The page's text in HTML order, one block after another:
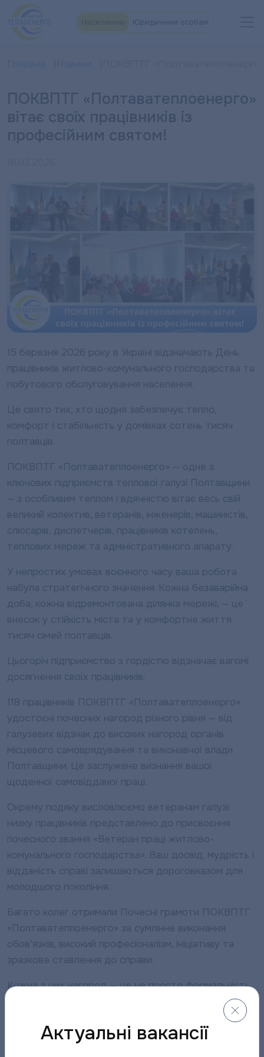
Юридичним особам
ПОКВПТГ «Полтаватеплоенерго»
вітає своїх працівників із
професійним святом!
15 березня 2026 року в Україні відзначають День
працівників житлово-комунального господарства та
побутового обслуговування населення.
Це свято тих, хто щодня забезпечує тепло,
комфорт і стабільність у домівках сотень тисяч
полтавців.
ПОКВПТГ «Полтаватеплоенерго» — одне з
ключових підприємств теплової галузі Полтавщини
— з особливим теплом і вдячністю вітає весь свій
великий колектив, ветеранів, інженерів, машиністів,
слюсарів, диспетчерів, працівників котелень,
теплових мереж та адміністративного апарату.
У непростих умовах воєнного часу ваша робота
набула стратегічного значення. Кожна безаварійна
доба, кожна відремонтована ділянка мережі, — це
внесок у стійкість міста та у комфортне життя
тисяч сімей полтавців.
Цьогоріч підприємство з гордістю відзначає вагомі
досягнення своїх працівників:
118 працівників ПОКВПТГ «Полтаватеплоенерго»
удостоєні почесних нагород різного рівня — від
галузевих відзнак до високих нагород органів
місцевого самоврядування та виконавчої влади
Полтавщини. Це заслужене визнання вашої
щоденної самовідданої праці.
Окрему подяку висловлюємо ветеранам галузі:
низку працівників представлено до присвоєння
почесного звання «Ветеран праці житлово-
комунального господарства». Ваш досвід, мудрість і
відданість справі залишаються дороговказом для
молодшого покоління.
Багато колег отримали Почесні грамоти ПОКВПТГ
«Полтаватеплоенерго» за сумлінне виконання
обов’язків, високий професіоналізм, ініціативу та
зразкове ставлення до справи.
Кожна з цих нагород — це не просто формальність,
а щире визнання того, що ваша праця важлива й
“Шановні колеги! Нехай у ваших родинах завжди
Актуальні вакансії